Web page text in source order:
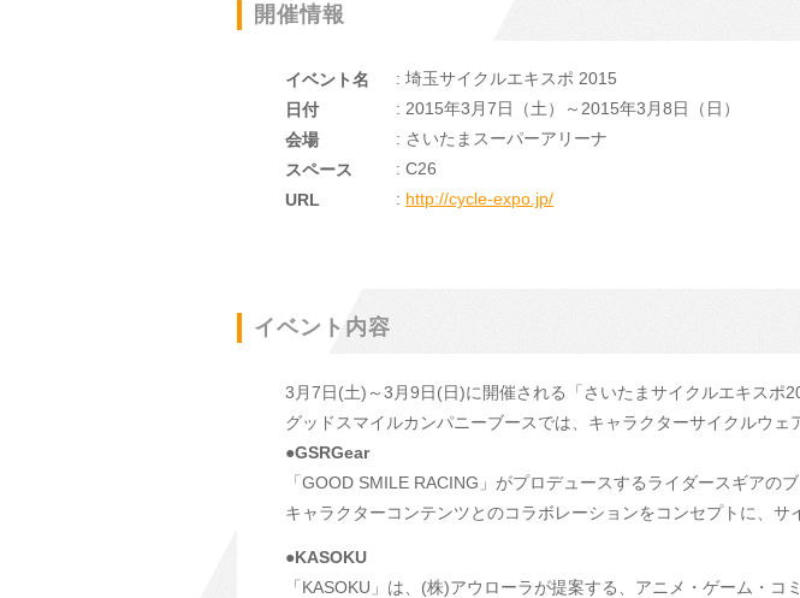
開催情報
イベント名
: 埼玉サイクルエキスポ 2015
日付
: 2015年3月7日（土）～2015年3月8日（日）
会場
: さいたまスーパーアリーナ
スペース
: C26
URL
: http://cycle-expo.jp/
イベント内容
3月7日(土)～3月9日(日)に開催される「さいたまサイクルエキスポ
グッドスマイルカンパニーブースでは、キャラクターサイクルウェ
●GSRGear
「GOOD SMILE RACING」がプロデュースするライダースギアのブ
キャラクターコンテンツとのコラボレーションをコンセプトに、サ
●KASOKU
「KASOKU」は、(株)アウローラが提案する、アニメ・ゲーム・